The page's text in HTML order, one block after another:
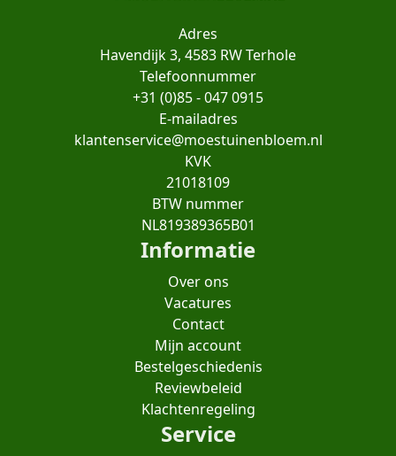
Adres
Havendijk 3, 4583 RW Terhole
Telefoonnummer
+31 (0)85 - 047 0915
E-mailadres
klantenservice@moestuinenbloem.nl
KVK
21018109
BTW nummer
NL819389365B01
Informatie
Over ons
Vacatures
Contact
Mijn account
Bestelgeschiedenis
Reviewbeleid
Klachtenregeling
Service